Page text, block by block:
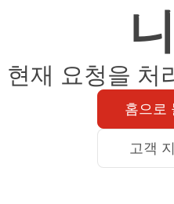
현재 요청을 처
홈으로
고객